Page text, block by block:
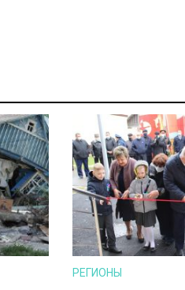
РЕГИОНЫ